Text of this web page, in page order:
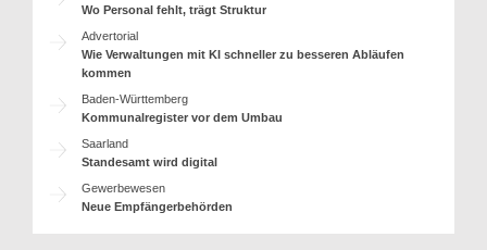
Wo Personal fehlt, trägt Struktur
Advertorial
Wie Verwaltungen mit KI schneller zu besseren Abläufen
kommen
Baden-Württemberg
Kommunalregister vor dem Umbau
Saarland
Standesamt wird digital
Gewerbewesen
Neue Empfängerbehörden